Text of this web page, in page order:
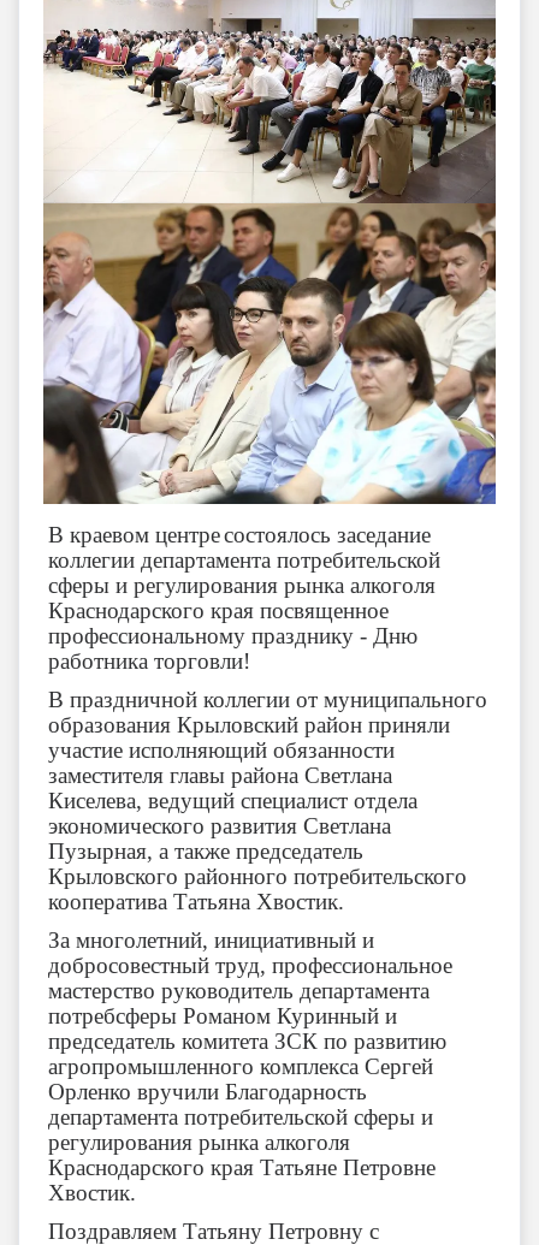
В краевом центресостоялось заседание
коллегии департамента потребительской
сферы и регулирования рынка алкоголя
Краснодарского края посвященное
профессиональному празднику - Дню
работника торговли!
В праздничной коллегии от муниципального
образования Крыловский район приняли
участие исполняющий обязанности
заместителя главы района Светлана
Киселева, ведущий специалист отдела
экономического развития Светлана
Пузырная, а также председатель
Крыловского районного потребительского
кооператива Татьяна Хвостик.
За многолетний, инициативный и
добросовестный труд, профессиональное
мастерство руководитель департамента
потребсферы Романом Куринный и
председатель комитета ЗСК по развитию
агропромышленного комплекса Сергей
Орленко вручили Благодарность
департамента потребительской сферы и
регулирования рынка алкоголя
Краснодарского края Татьяне Петровне
Хвостик.
Поздравляем Татьяну Петровну с